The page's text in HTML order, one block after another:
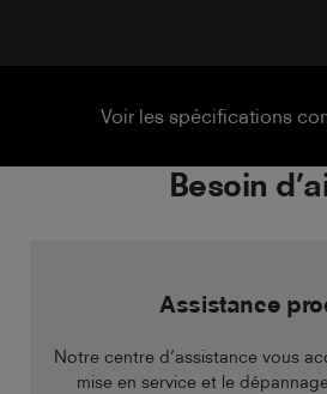
Voir les spécifications
Besoin
Assistance
Notre centre d’assistance vous
mise en service et le